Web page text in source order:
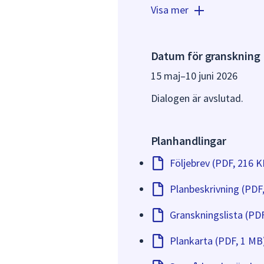
normalt sett inte heller
att överklaga även om
och bygglagen 13 kapitel
Efter granskningstiden
Visa mer
Datum för granskning
15 maj–10 juni 2026
Dialogen är avslutad.
Planhandlingar
Följebrev (PDF, 216
Planbeskrivning
Granskningslista
Plankarta (PDF, 1